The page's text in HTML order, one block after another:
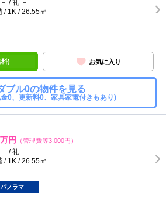
/ 礼 －
/ 1K / 26.55㎡
) お気に入り
ブル0の物件を見る
0、更新料0、家具家電付きもあり)
万円 （管理費等3,000円）
/ 礼 －
/ 1K / 26.55㎡
パノラマ